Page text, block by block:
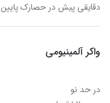
دقایقی پیش در حصارک پایین
واکر آلمینیومی
در حد نو